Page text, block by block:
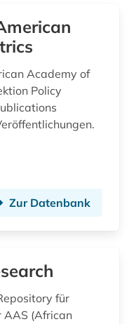
bibliothekswesen: biologie (1)
bibliothekswesen: medizin (1)
Academy of
Policy
Zur Datenbank
für
AAS (African